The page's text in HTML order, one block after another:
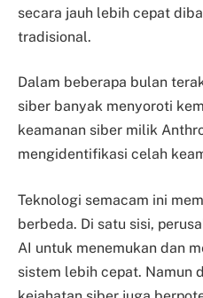
secara jauh lebih cepat
tradisional.
Dalam beberapa bulan
siber banyak menyoroti
keamanan siber milik
mengidentifikasi celah
Teknologi semacam ini
berbeda. Di satu sisi,
AI untuk menemukan dan
sistem lebih cepat. Namun